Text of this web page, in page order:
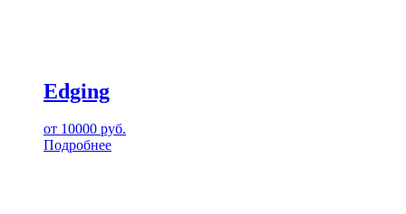
Edging
от 10000 руб.
Подробнее